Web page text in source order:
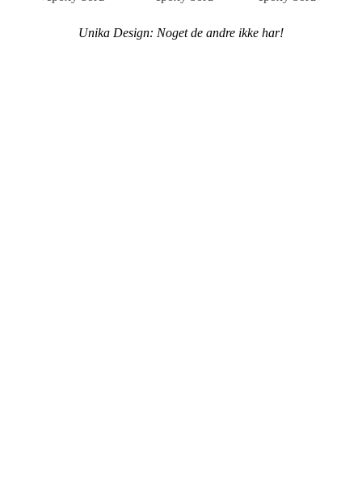
Unika Design: Noget de andre ikke har!